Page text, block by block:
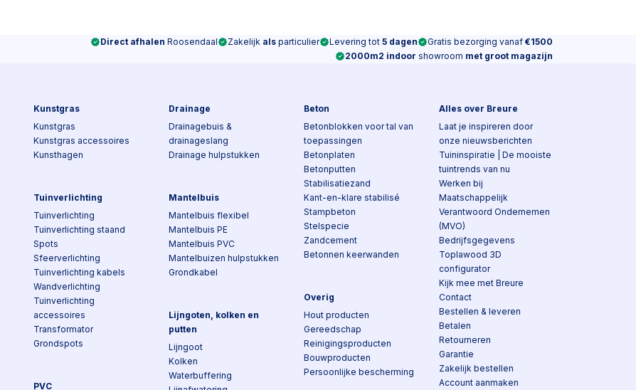
Direct afhalen Roosendaal Zakelijk als particulier Levering tot 5 dagen Gratis bezorging vanaf €1500
2000m2 indoor showroom met groot magazijn
Kunstgras
Kunstgras
Kunstgras accessoires
Kunsthagen
Tuinverlichting
Tuinverlichting
Tuinverlichting staand
Spots
Sfeerverlichting
Tuinverlichting kabels
Wandverlichting
Tuinverlichting
accessoires
Transformator
Grondspots
PVC
Drainage
Drainagebuis &
drainageslang
Drainage hulpstukken
Mantelbuis
Mantelbuis flexibel
Mantelbuis PE
Mantelbuis PVC
Mantelbuizen hulpstukken
Grondkabel
Lijngoten, kolken en
putten
Lijngoot
Kolken
Waterbuffering
Beton
Betonblokken voor tal van
toepassingen
Betonplaten
Betonputten
Stabilisatiezand
Kant-en-klare stabilisé
Stampbeton
Stelspecie
Zandcement
Betonnen keerwanden
Overig
Hout producten
Gereedschap
Reinigingsproducten
Bouwproducten
Persoonlijke bescherming
Alles over Breure
Laat je inspireren door
onze nieuwsberichten
Tuininspiratie | De mooiste
tuintrends van nu
Werken bij
Maatschappelijk
Verantwoord Ondernemen
(MVO)
Bedrijfsgegevens
Toplawood 3D
configurator
Kijk mee met Breure
Contact
Bestellen & leveren
Betalen
Retourneren
Garantie
Zakelijk bestellen
Account aanmaken